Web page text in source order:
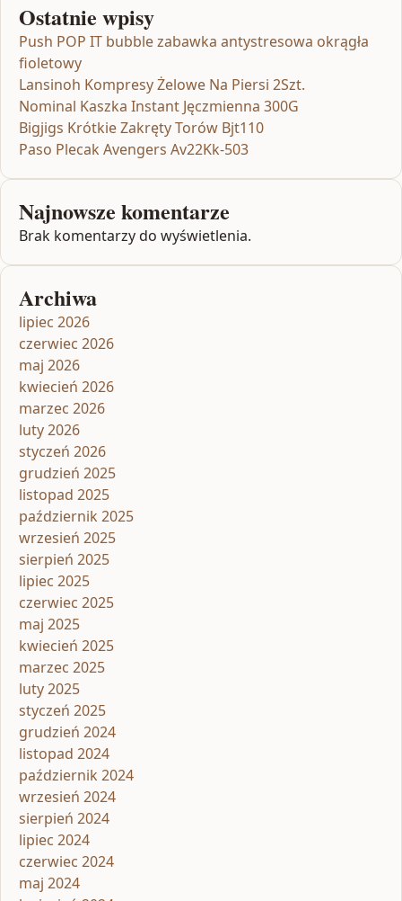
Ostatnie wpisy
Push POP IT bubble zabawka antystresowa okrągła
fioletowy
Lansinoh Kompresy Żelowe Na Piersi 2Szt.
Nominal Kaszka Instant Jęczmienna 300G
Bigjigs Krótkie Zakręty Torów Bjt110
Paso Plecak Avengers Av22Kk-503
Najnowsze komentarze
Brak komentarzy do wyświetlenia.
Archiwa
lipiec 2026
czerwiec 2026
maj 2026
kwiecień 2026
marzec 2026
luty 2026
styczeń 2026
grudzień 2025
listopad 2025
październik 2025
wrzesień 2025
sierpień 2025
lipiec 2025
czerwiec 2025
maj 2025
kwiecień 2025
marzec 2025
luty 2025
styczeń 2025
grudzień 2024
listopad 2024
październik 2024
wrzesień 2024
sierpień 2024
lipiec 2024
czerwiec 2024
maj 2024